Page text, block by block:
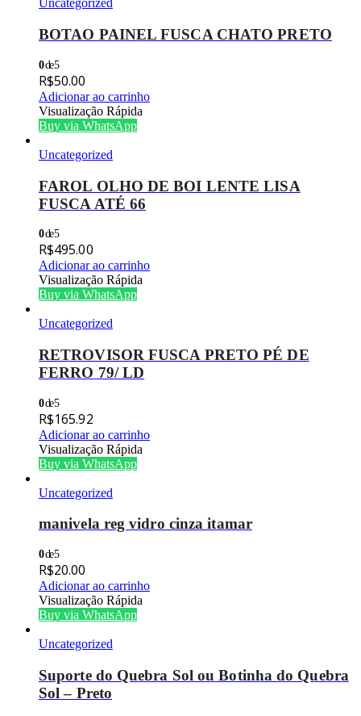
Uncategorized
BOTAO PAINEL FUSCA CHATO PRETO
0de 5
R$50.00
Adicionar ao carrinho
Visualização Rápida
Buy via WhatsApp
Uncategorized
FAROL OLHO DE BOI LENTE LISA
FUSCA ATÉ 66
0de 5
R$495.00
Adicionar ao carrinho
Visualização Rápida
Buy via WhatsApp
Uncategorized
RETROVISOR FUSCA PRETO PÉ DE
FERRO 79/ LD
0de 5
R$165.92
Adicionar ao carrinho
Visualização Rápida
Buy via WhatsApp
Uncategorized
manivela reg vidro cinza itamar
0de 5
R$20.00
Adicionar ao carrinho
Visualização Rápida
Buy via WhatsApp
Uncategorized
Suporte do Quebra Sol ou Botinha do Quebra
Sol – Preto